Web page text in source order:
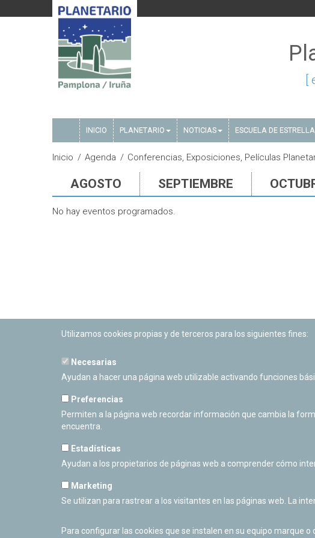
INICIO PLANETARIO NOTICIAS ESCUELA DE
Inicio Agenda Conferencias, Exposiciones, Películas
AGOSTO SEPTIEMBRE
No hay eventos programados.
PLANETARIO DE PAMPLONA
Calle Sancho RamÃ­rez, s/n
Cerrado Temporalmente
Utilizamos cookies propias y de terceros para los siguientes fines:
Necesarias
Ayudan a hacer una página web utilizable activando funciones
Preferencias
Permiten a la página web recordar información que cambia la
encuentra.
Estadísticas
Ayudan a los propietarios de páginas web a comprender cómo
Marketing
Se utilizan para rastrear a los visitantes en las páginas web. La
Para configurar las cookies que se instalen en su equipo marque